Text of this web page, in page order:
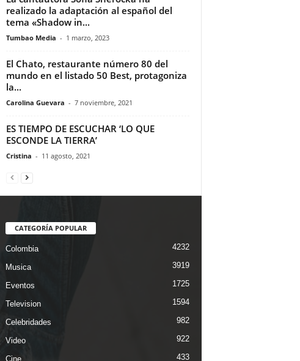
realizado la adaptación al español del
tema «Shadow in...
Tumbao Media - 1 marzo, 2023
El Chato, restaurante número 80 del
mundo en el listado 50 Best, protagoniza
la...
Carolina Guevara - 7 noviembre, 2021
ES TIEMPO DE ESCUCHAR ‘LO QUE
ESCONDE LA TIERRA’
Cristina - 11 agosto, 2021
CATEGORÍA POPULAR
Colombia 4232
Musica 3919
Eventos 1725
Television 1594
Celebridades 982
Video 922
Cine 433